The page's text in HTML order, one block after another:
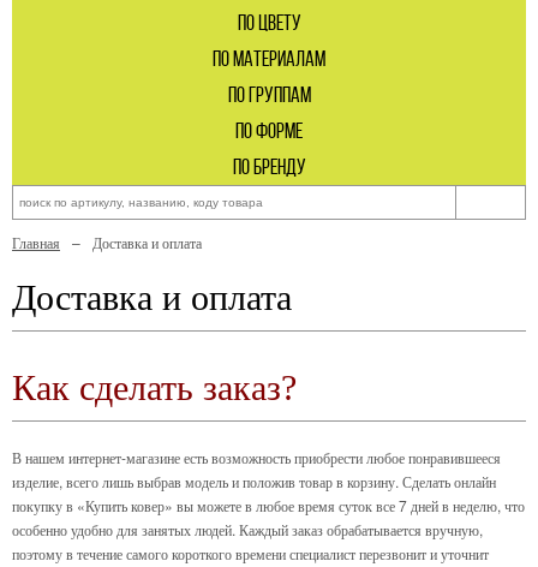
по цвету
по материалам
по группам
по форме
по бренду
Главная Доставка и оплата
Доставка и оплата
Как сделать заказ?
В нашем интернет-магазине есть возможность приобрести любое понравившееся
изделие, всего лишь выбрав модель и положив товар в корзину. Сделать онлайн
покупку в «Купить ковер» вы можете в любое время суток все 7 дней в неделю, что
особенно удобно для занятых людей. Каждый заказ обрабатывается вручную,
поэтому в течение самого короткого времени специалист перезвонит и уточнит